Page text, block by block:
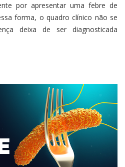
por apresentar uma febre de
forma, o quadro clínico não se
deixa de ser diagnosticada